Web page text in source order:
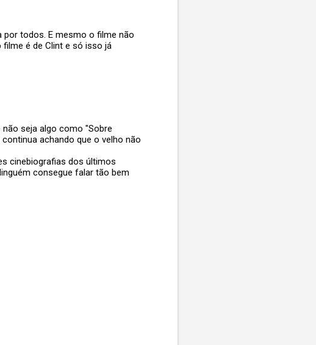
por todos. E mesmo o filme não
é de Clint e só isso já
seja algo como "Sobre
achando que o velho não
cinebiografias dos últimos
consegue falar tão bem